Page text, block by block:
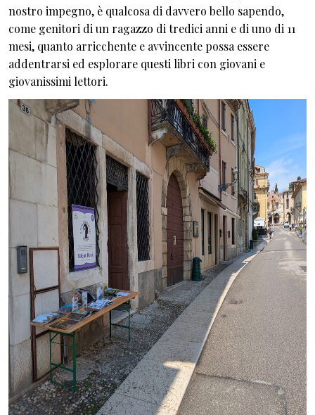
nostro impegno, è qualcosa di davvero bello sapendo,
come genitori di un ragazzo di tredici anni e di uno di 11
mesi, quanto arricchente e avvincente possa essere
addentrarsi ed esplorare questi libri con giovani e
giovanissimi lettori.